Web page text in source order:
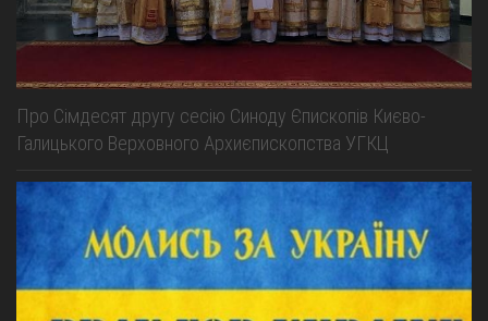
Про Сімдесят другу сесію Синоду Єпископів Києво-
Галицького Верховного Архиєпископства УГКЦ